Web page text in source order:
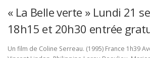
« La Belle verte » Lundi 21
18h15 et 20h30 entrée
Un film de Coline Serreau. (1995) France 1h39